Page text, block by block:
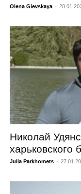
Olena Gievskaya -
Николай
харьковского
Julia Parkhomets -